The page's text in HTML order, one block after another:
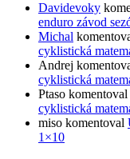
Davidevoky
enduro závod
Michal
cyklistická
Andrej
cyklistická
Ptaso komentoval
cyklistická
miso komentoval
1×10